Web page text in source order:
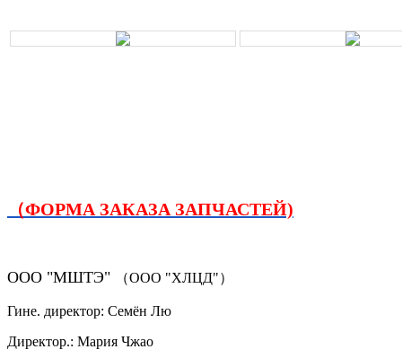
（ФОРМА ЗАКАЗА ЗАПЧАСТЕЙ)
ООО "МШТЭ" （ООО "ХЛЦД"）
Гине. директор: Семён Лю
Директор.: Мария Чжао